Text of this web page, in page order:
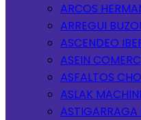
ARCOS
ARREGUI
ASCENDEO
ASEIN
ASFALTOS
ASLAK
ASTIGARRAGA